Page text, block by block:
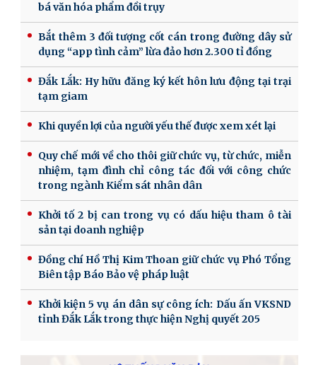
bá văn hóa phẩm đồi trụy
Bắt thêm 3 đối tượng cốt cán trong đường dây sử
dụng “app tình cảm” lừa đảo hơn 2.300 tỉ đồng
Đắk Lắk: Hy hữu đăng ký kết hôn lưu động tại trại
tạm giam
Khi quyền lợi của người yếu thế được xem xét lại
Quy chế mới về cho thôi giữ chức vụ, từ chức, miễn
nhiệm, tạm đình chỉ công tác đối với công chức
trong ngành Kiểm sát nhân dân
Khởi tố 2 bị can trong vụ có dấu hiệu tham ô tài
sản tại doanh nghiệp
Đồng chí Hồ Thị Kim Thoan giữ chức vụ Phó Tổng
Biên tập Báo Bảo vệ pháp luật
Khởi kiện 5 vụ án dân sự công ích: Dấu ấn VKSND
tỉnh Đắk Lắk trong thực hiện Nghị quyết 205